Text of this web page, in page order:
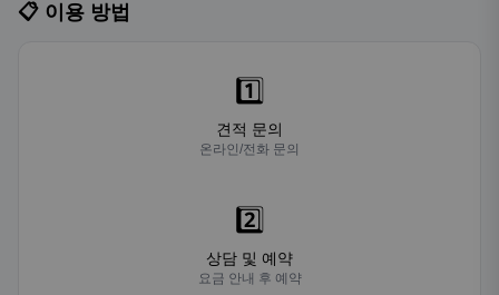
📋 이용 방법
1️⃣
견적 문의
온라인/전화 문의
2️⃣
상담 및 예약
요금 안내 후 예약